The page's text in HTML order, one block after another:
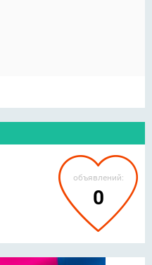
объявлений:
0